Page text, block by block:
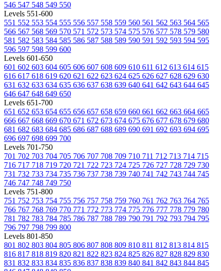
546 547 548 549 550
Levels 551-600
551 552 553 554 555 556 557 558 559 560 561 562 563 564 565
566 567 568 569 570 571 572 573 574 575 576 577 578 579 580
581 582 583 584 585 586 587 588 589 590 591 592 593 594 595
596 597 598 599 600
Levels 601-650
601 602 603 604 605 606 607 608 609 610 611 612 613 614 615
616 617 618 619 620 621 622 623 624 625 626 627 628 629 630
631 632 633 634 635 636 637 638 639 640 641 642 643 644 645
646 647 648 649 650
Levels 651-700
651 652 653 654 655 656 657 658 659 660 661 662 663 664 665
666 667 668 669 670 671 672 673 674 675 676 677 678 679 680
681 682 683 684 685 686 687 688 689 690 691 692 693 694 695
696 697 698 699 700
Levels 701-750
701 702 703 704 705 706 707 708 709 710 711 712 713 714 715
716 717 718 719 720 721 722 723 724 725 726 727 728 729 730
731 732 733 734 735 736 737 738 739 740 741 742 743 744 745
746 747 748 749 750
Levels 751-800
751 752 753 754 755 756 757 758 759 760 761 762 763 764 765
766 767 768 769 770 771 772 773 774 775 776 777 778 779 780
781 782 783 784 785 786 787 788 789 790 791 792 793 794 795
796 797 798 799 800
Levels 801-850
801 802 803 804 805 806 807 808 809 810 811 812 813 814 815
816 817 818 819 820 821 822 823 824 825 826 827 828 829 830
831 832 833 834 835 836 837 838 839 840 841 842 843 844 845